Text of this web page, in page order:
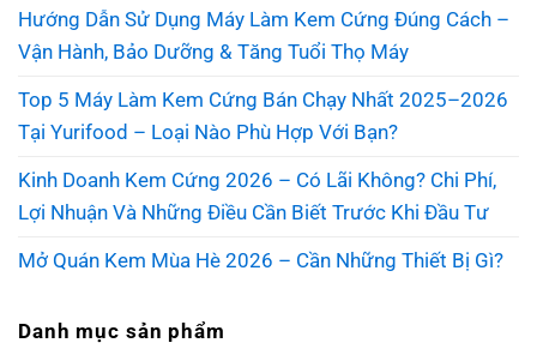
Hướng Dẫn Sử Dụng Máy Làm Kem Cứng Đúng Cách –
Vận Hành, Bảo Dưỡng & Tăng Tuổi Thọ Máy
Top 5 Máy Làm Kem Cứng Bán Chạy Nhất 2025–2026
Tại Yurifood – Loại Nào Phù Hợp Với Bạn?
Kinh Doanh Kem Cứng 2026 – Có Lãi Không? Chi Phí,
Lợi Nhuận Và Những Điều Cần Biết Trước Khi Đầu Tư
Mở Quán Kem Mùa Hè 2026 – Cần Những Thiết Bị Gì?
Danh mục sản phẩm